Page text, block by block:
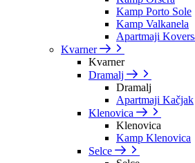
Kamp Porto Sole
Kamp Valkanela
Apartmaji
Kvarner
Kvarner
Dramalj
Dramalj
Apartmaji Kačjak
Klenovica
Klenovica
Kamp Klenovica
Selce